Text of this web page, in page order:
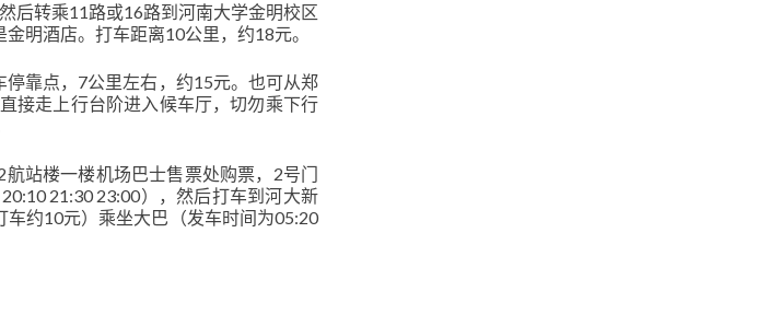
后转乘11路或16路到河南大学金明校区
明酒店。打车距离10公里，约18元。
靠点，7公里左右，约15元。也可从郑
接走上行台阶进入候车厅，切勿乘下行
站楼一楼机场巴士售票处购票，2号门
21:30 23:00），然后打车到河大新
约10元）乘坐大巴（发车时间为05:20